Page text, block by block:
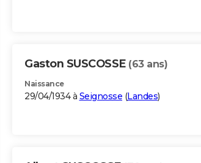
Gaston SUSCOSSE (63 ans)
Naissance
29/04/1934 à Seignosse (Landes)